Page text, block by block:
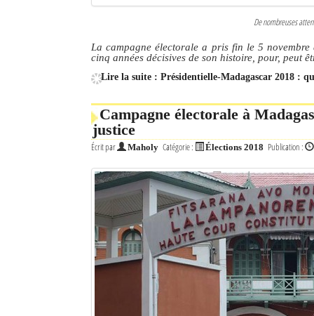
Connexion
Identifiant oublié ?
Mot de passe oublié ?
De nombreuses
La campagne électorale a pris fin le 5
cinq années décisives de son histoire, pour, peut
Lire la suite : Présidentielle-Madagascar 2018 :
Campagne électorale à
justice
Écrit par Maholy Catégorie : Élections 2018 Publication :